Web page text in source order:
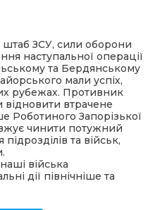
штаб ЗСУ, сили оборони
наступальної операції
та Бердянському
мали успіх,
рубежах. Противник
відновити втрачене
Роботиного Запорізької
чинити потужний
та військ,
війська
дії північніше та